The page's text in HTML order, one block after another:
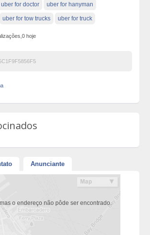
uber for doctor uber for hanyman
uber for tow trucks uber for truck
hoje
Anunciante
o endereço não pôde ser encontrado.